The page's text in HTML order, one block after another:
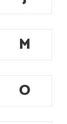
M
O